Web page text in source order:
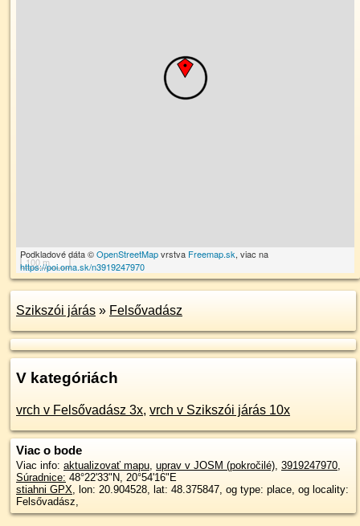
100 m
Podkladové dáta ©OpenStreetMapvrstva Freemap.sk, viac na
https://poi.oma.sk/n3919247970
Szikszói járás » Felsővadász
V kategóriách
vrch v Felsővadász 3x, vrch v Szikszói járás 10x
Viac o bode
Viac info: aktualizovať mapu, uprav v JOSM (pokročilé), 3919247970,
Súradnice: 48°22'33"N, 20°54'16"E
stiahni GPX, lon: 20.904528, lat: 48.375847, og type: place, og locality:
Felsővadász,